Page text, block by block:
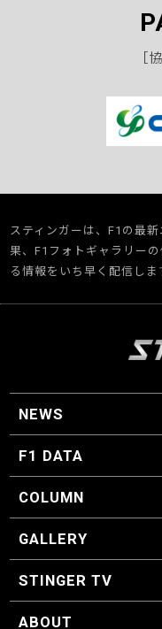
［
スティンガーは、F1の最
果、F1フォトギャラリー
る情報をいち早く配信しま
NEWS
F1 ニュース
F1 DATA
F1 日程
F1 データ
COLUMN
マイ・ワンダフル・サ
スクーデリア・一方通
F1に燃え、ゴルフに
スティングくんの部屋
GALLERY
GALLERY
STINGER TV
STINGER TV
ABOUT